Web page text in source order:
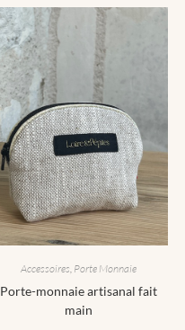
Accessoires, Porte Monnaie
Porte-monnaie artisanal fait
main